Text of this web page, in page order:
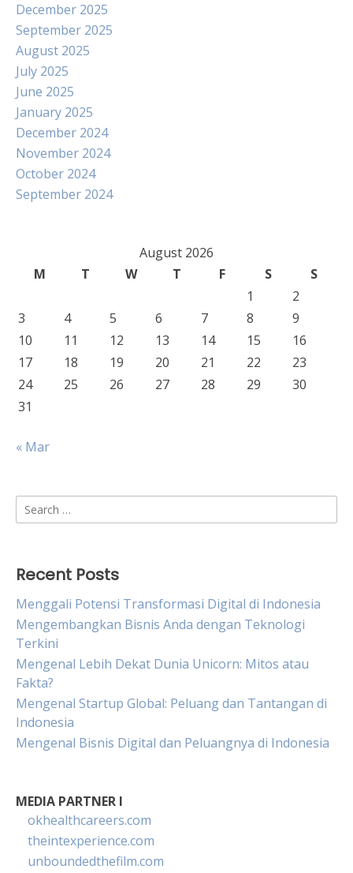
December 2025
September 2025
August 2025
July 2025
June 2025
January 2025
December 2024
November 2024
October 2024
September 2024
August 2026
M
T W T F S
S
1
2
3
4 5 6 7 8
9
10
11 12 13 14 15
16
17
18 19 20 21 22
23
24
25 26 27 28 29
30
31
« Mar
Search
for:
Recent Posts
Menggali Potensi Transformasi Digital di Indonesia
Mengembangkan Bisnis Anda dengan Teknologi
Terkini
Mengenal Lebih Dekat Dunia Unicorn: Mitos atau
Fakta?
Mengenal Startup Global: Peluang dan Tantangan di
Indonesia
Mengenal Bisnis Digital dan Peluangnya di Indonesia
MEDIA PARTNER I
okhealthcareers.com
theintexperience.com
unboundedthefilm.com